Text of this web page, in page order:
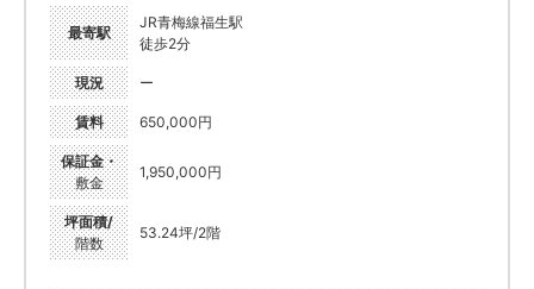
最寄駅
JR青梅線福生駅
徒歩2分
現況 ー
賃料 650,000円
保証金・
敷金
1,950,000円
坪面積/
階数
53.24坪/2階